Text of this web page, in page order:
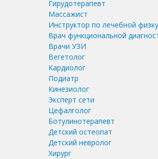
Гирудотерапевт
Массажист
Инструктор по лечебной
Врач функциональной
Врачи УЗИ
Вегетолог
Кардиолог
Подиатр
Кинезиолог
Эксперт сети
Цефалголог
Ботулинотерапевт
Детский остеопат
Детский невролог
Хирург